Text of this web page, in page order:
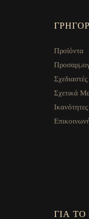
Προϊόντα
Σχεδιαστές
Σχετικά
Ικανότητες
ΓΙΑ ΤΟ